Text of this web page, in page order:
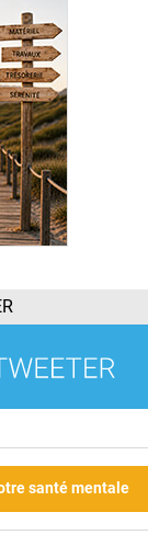
santé mentale